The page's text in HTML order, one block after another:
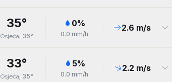
35°
Osjećaj 36°
0%
0.0 mm/h
2.6 m/s
33°
Osjećaj 35°
5%
0.0 mm/h
2.2 m/s